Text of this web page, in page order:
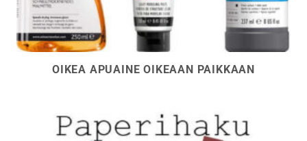
OIKEA APUAINE OIKEAAN PAIKKAAN